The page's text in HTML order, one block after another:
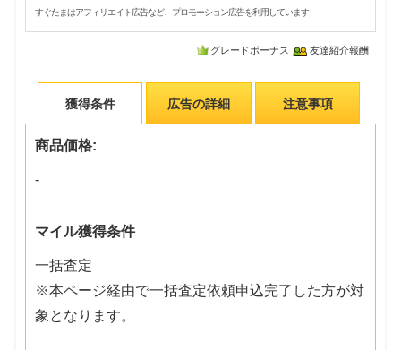
すぐたまはアフィリエイト広告など、プロモーション広告を利用しています
グレードボーナス 友達紹介報酬
獲得条件 広告の詳細 注意事項
商品価格:
-
マイル獲得条件
一括査定
※本ページ経由で一括査定依頼申込完了した方が対
象となります。